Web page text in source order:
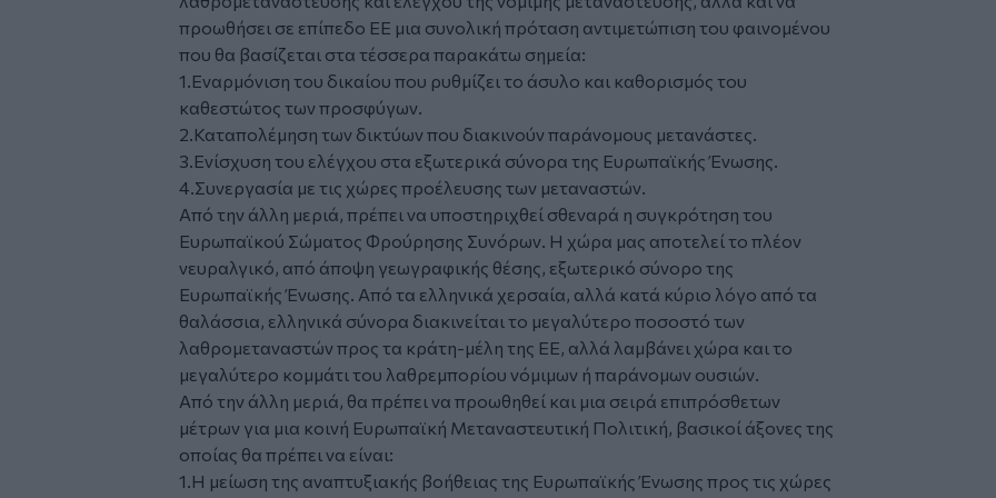
προωθήσει σε επίπεδο ΕΕ μια συνολική πρόταση αντιμετώπιση του φαινομένου
που θα βασίζεται στα τέσσερα παρακάτω σημεία:
1.Εναρμόνιση του δικαίου που ρυθμίζει το άσυλο και καθορισμός του
καθεστώτος των προσφύγων.
2.Καταπολέμηση των δικτύων που διακινούν παράνομους μετανάστες.
3.Ενίσχυση του ελέγχου στα εξωτερικά σύνορα της Ευρωπαϊκής Ένωσης.
4.Συνεργασία με τις χώρες προέλευσης των μεταναστών.
Από την άλλη μεριά, πρέπει να υποστηριχθεί σθεναρά η συγκρότηση του
Ευρωπαϊκού Σώματος Φρούρησης Συνόρων. Η χώρα μας αποτελεί το πλέον
νευραλγικό, από άποψη γεωγραφικής θέσης, εξωτερικό σύνορο της
Ευρωπαϊκής Ένωσης. Από τα ελληνικά χερσαία, αλλά κατά κύριο λόγο από τα
θαλάσσια, ελληνικά σύνορα διακινείται το μεγαλύτερο ποσοστό των
λαθρομεταναστών προς τα κράτη-μέλη της ΕΕ, αλλά λαμβάνει χώρα και το
μεγαλύτερο κομμάτι του λαθρεμπορίου νόμιμων ή παράνομων ουσιών.
Από την άλλη μεριά, θα πρέπει να προωθηθεί και μια σειρά επιπρόσθετων
μέτρων για μια κοινή Ευρωπαϊκή Μεταναστευτική Πολιτική, βασικοί άξονες της
οποίας θα πρέπει να είναι:
1.H μείωση της αναπτυξιακής βοήθειας της Ευρωπαϊκής Ένωσης προς τις χώρες